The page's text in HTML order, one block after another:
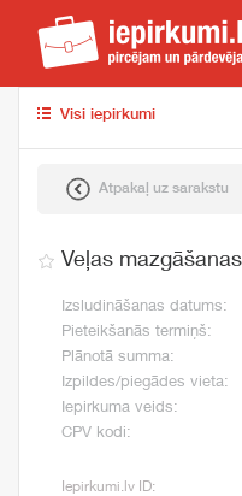
Visi iepirkumi
Atpakaļ uz sarakstu
Veļas
Izsludināšanas datums:
Pieteikšanās termiņš:
Plānotā summa:
Izpildes/piegādes vieta:
Iepirkuma veids:
CPV kodi:
Iepirkumi.lv ID: